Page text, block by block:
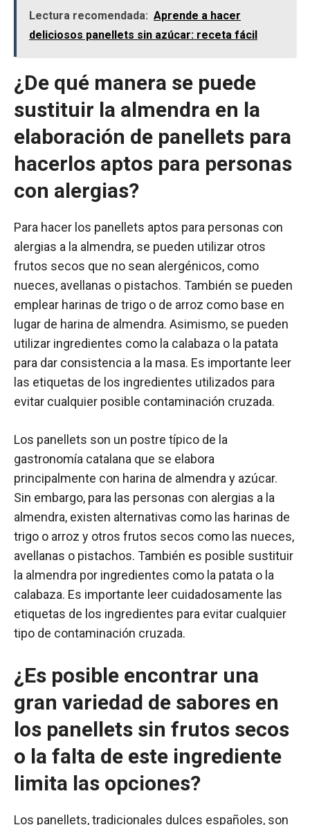
Lectura recomendada: Aprende a hacer
deliciosos panellets sin azúcar: receta fácil
¿De qué manera se puede
sustituir la almendra en la
elaboración de panellets para
hacerlos aptos para personas
con alergias?
Para hacer los panellets aptos para personas con
alergias a la almendra, se pueden utilizar otros
frutos secos que no sean alergénicos, como
nueces, avellanas o pistachos. También se pueden
emplear harinas de trigo o de arroz como base en
lugar de harina de almendra. Asimismo, se pueden
utilizar ingredientes como la calabaza o la patata
para dar consistencia a la masa. Es importante leer
las etiquetas de los ingredientes utilizados para
evitar cualquier posible contaminación cruzada.
Los panellets son un postre típico de la
gastronomía catalana que se elabora
principalmente con harina de almendra y azúcar.
Sin embargo, para las personas con alergias a la
almendra, existen alternativas como las harinas de
trigo o arroz y otros frutos secos como las nueces,
avellanas o pistachos. También es posible sustituir
la almendra por ingredientes como la patata o la
calabaza. Es importante leer cuidadosamente las
etiquetas de los ingredientes para evitar cualquier
tipo de contaminación cruzada.
¿Es posible encontrar una
gran variedad de sabores en
los panellets sin frutos secos
o la falta de este ingrediente
limita las opciones?
Los panellets, tradicionales dulces españoles, son